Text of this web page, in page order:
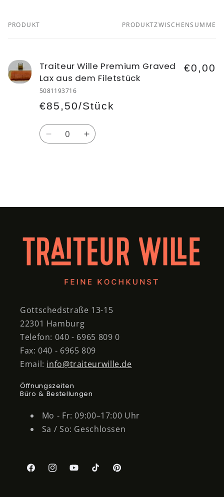
Dein
PRODUKT PRODUKTZWISCHENSUMME
Traiteur Wille Premium Graved
Lax aus dem Filetstück
5081193716
€85,50/Stück
€0,00
Anzahl
VerringereErhöhe
geladen ...
Gottschedstraße 13-15
22301 Hamburg
Telefon: 040 - 6965 809 0
Fax: 040 - 6965 809
Email: info@traiteurwille.de
Öffnungszeiten
Büro & Bestellungen
Mo - Fr: 09:00–17:00 Uhr
Sa / So: Geschlossen
FacebookInstagramYouTubeTikTokPinterest